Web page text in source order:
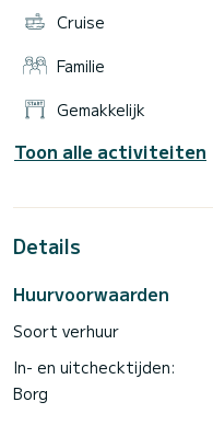
Cruise
Familie
Gemakkelijk
Toon alle activiteiten
Details
Huurvoorwaarden
Soort verhuur
In- en uitchecktijden:
Borg